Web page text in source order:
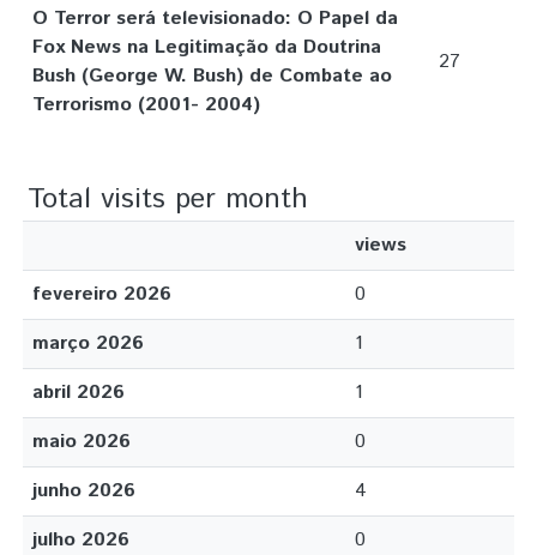
O Terror será televisionado: O Papel da
Fox News na Legitimação da Doutrina
Bush (George W. Bush) de Combate ao
Terrorismo (2001- 2004)
27
Total visits per month
views
fevereiro 2026
0
março 2026
1
abril 2026
1
maio 2026
0
junho 2026
4
julho 2026
0